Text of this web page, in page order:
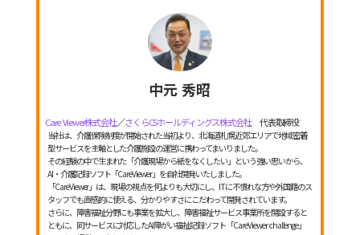
中元 秀昭
Care Viewer株式会社／さくらCSホールディングス株式会社代表取締役
当社は、介護保険制度が開始された当初より、北海道札幌近郊エリアで地域密着
型サービスを主軸とした介護施設の運営に携わってまいりました。
その経験の中で生まれた「介護現場から紙をなくしたい」という強い思いから、
AI・介護記録ソフト「CareViewer」を自社開発いたしました。
「CareViewer」は、現場の視点を何よりも大切にし、ITに不慣れな方や外国籍のス
タッフでも直感的に使える、分かりやすさにこだわって開発されています。
さらに、障害福祉分野にも事業を拡大し、障害福祉サービス事業所を開設すると
ともに、同サービスに対応したAI障がい福祉記録ソフト「CareViewer challenge」